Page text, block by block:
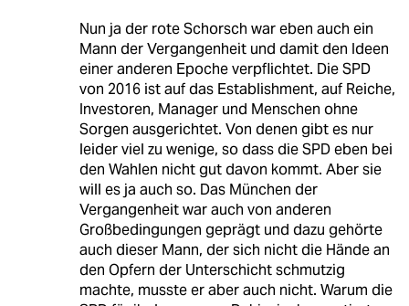
Nun ja der rote Schorsch war eben auch ein
Mann der Vergangenheit und damit den Ideen
einer anderen Epoche verpflichtet. Die SPD
von 2016 ist auf das Establishment, auf Reiche,
Investoren, Manager und Menschen ohne
Sorgen ausgerichtet. Von denen gibt es nur
leider viel zu wenige, so dass die SPD eben bei
den Wahlen nicht gut davon kommt. Aber sie
will es ja auch so. Das München der
Vergangenheit war auch von anderen
Großbedingungen geprägt und dazu gehörte
auch dieser Mann, der sich nicht die Hände an
den Opfern der Unterschicht schmutzig
machte, musste er aber auch nicht. Warum die